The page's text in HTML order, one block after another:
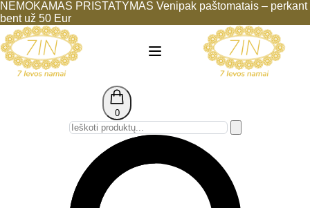
NEMOKAMAS PRISTATYMAS Venipak paštomatais – perkant
bent už 50 Eur
0